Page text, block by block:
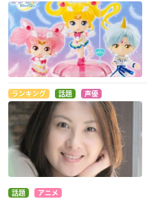
ランキング 話題 声優
話題 アニメ